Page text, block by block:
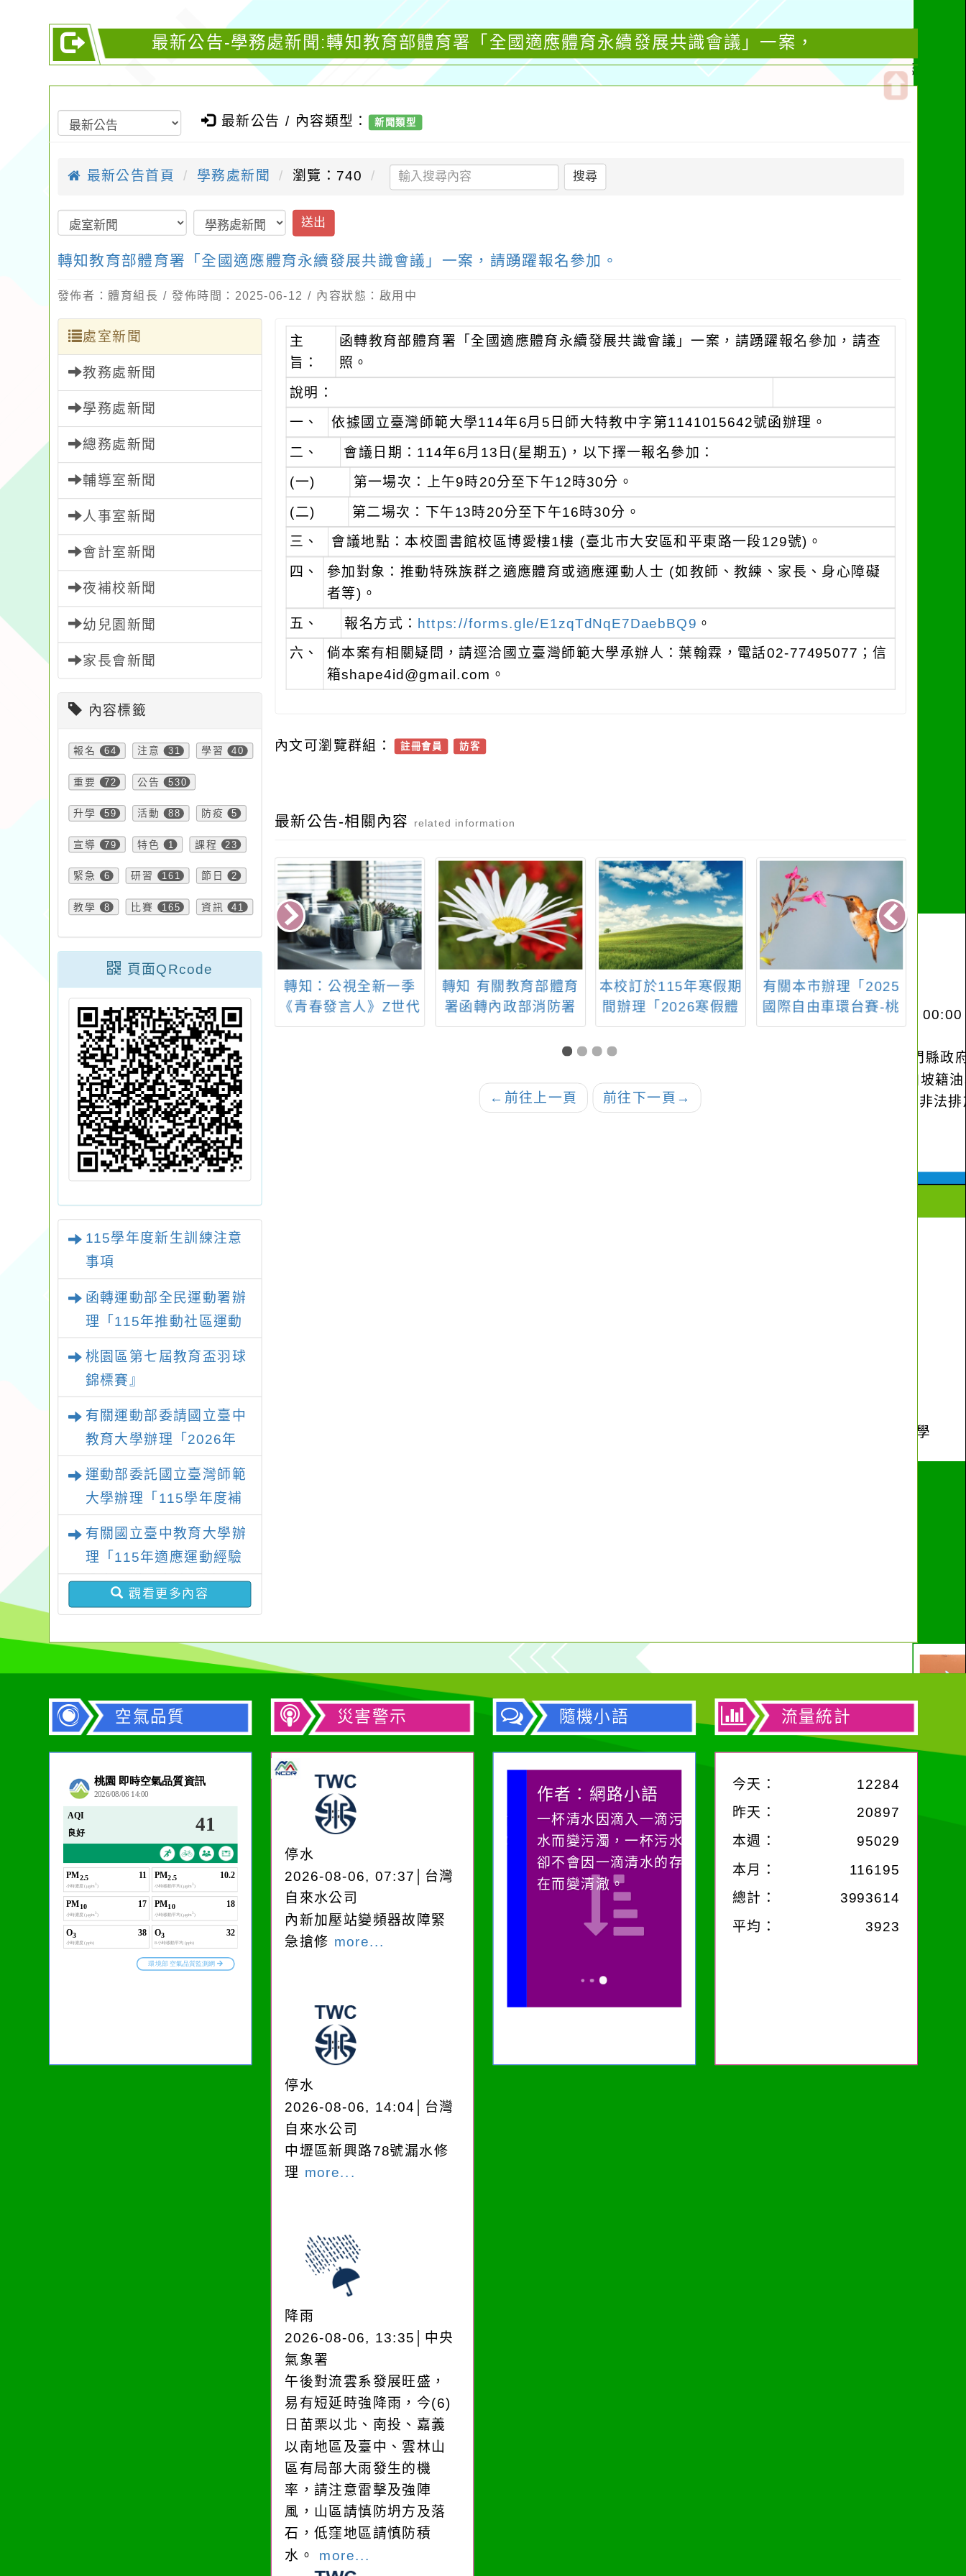
最新公告-學務處新聞:轉知教育部體育署「全國適應體育永續發展共識會議」一案，
最新公告 / 內容類型： 新聞類型
最新公告首頁 學務處新聞 瀏覽：740 搜尋
送出
轉知教育部體育署「全國適應體育永續發展共識會議」一案，請踴躍報名參加。
發佈者：體育組長 / 發佈時間：2025-06-12 / 內容狀態：啟用中
處室新聞
教務處新聞
學務處新聞
總務處新聞
輔導室新聞
人事室新聞
會計室新聞
夜補校新聞
幼兒園新聞
家長會新聞
內容標籤
報名 64 注意 31 學習 40
重要 72 公告 530
升學 59 活動 88 防疫 5
宣導 79 特色 1 課程 23
緊急 6 研習 161 節日 2
教學 8 比賽 165 資訊 41
頁面QRcode
115學年度新生訓練注意
事項
函轉運動部全民運動署辦
理「115年推動社區運動
公(差)假登記
桃園區第七屆教育盃羽球
錦標賽』
有關運動部委請國立臺中
教育大學辦理「2026年
運動部委託國立臺灣師範
大學辦理「115學年度補
報計畫書及經費表
有關國立臺中教育大學辦
理「115年適應運動經驗
分享及議題交流」活動，
請踴躍報名參加
觀看更多內容
主
旨：
函轉教育部體育署「全國適應體育永續發展共識會議」一案，請踴躍報名參加，請查
照。
說明：
一、
依據國立臺灣師範大學114年6月5日師大特教中字第1141015642號函辦理。
二、 會議日期：114年6月13日(星期五)，以下擇一報名參加：
(一)
第一場次：上午9時20分至下午12時30分。
(二)
第二場次：下午13時20分至下午16時30分。
三、
會議地點：本校圖書館校區博愛樓1樓 (臺北市大安區和平東路一段129號)。
四、
參加對象：推動特殊族群之適應體育或適應運動人士 (如教師、教練、家長、身心障礙
者等)。
五、 報名方式： https://forms.gle/E1zqTdNqE7DaebBQ9 。
六、
倘本案有相關疑問，請逕洽國立臺灣師範大學承辦人：葉翰霖，電話02-77495077；信
箱shape4id@gmail.com。
內文可瀏覽群組： 註冊會員 訪客
最新公告-相關內容 related information
團法人耀登炳
基金會、財團
車文教基金會
台電電幻一號
理【SEED永
未來式-教師研
檢送本市暨鄰近縣市
易發生危險之開放性
水域名單，請協助加
強水域安全宣導
轉知：公視全新一季
《青春發言人》Z世代
節目主持人徵選活動
轉知 有關教育部體育
署函轉內政部消防署
為加強民眾水域安全
宣導，請配合加強宣
助公告周知。
本校訂於115年寒假期
間辦理「2026寒假體
育安親營」、「2026
寒假運動專注營」及
訓練營(羽球、射箭)」
活動
有關本市辦理「2025
國際自由車環台賽-桃
園市站」，請利用官
及海
← 前往上一頁 前往下一頁 →
空氣品質 災害警示
停水
2026-08-06, 07:37│台灣
自來水公司
內新加壓站變頻器故障緊
急搶修 more...
停水
2026-08-06, 14:04│台灣
自來水公司
中壢區新興路78號漏水修
理 more...
降雨
2026-08-06, 13:35│中央
氣象署
午後對流雲系發展旺盛，
易有短延時強降雨，今(6)
日苗栗以北、南投、嘉義
以南地區及臺中、雲林山
區有局部大雨發生的機
率，請注意雷擊及強陣
風，山區請慎防坍方及落
石，低窪地區請慎防積
水。 more...
隨機小語
在實現理想的路途中，
必須排除一切干擾，特
別是要看清那些美麗的
誘惑。
作者：網路小語
生活是一面鏡子。你對
作者：網路小語
一杯清水因滴入一滴污
水而變污濁，一杯污水
卻不會因一滴清水的存
在而變清澈。
流量統計
今天：
12284
昨天：
20897
本週： 95029
本月：
116195
總計：
3993614
平均：
3923